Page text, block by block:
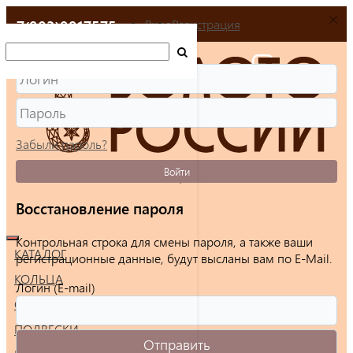
+7(903)9917575
КАТАЛОГ
КОЛЬЦА
СЕРЬГИ
ПОДВЕСКИ
ВходРегистрация
Забыли пароль?
Войти
Восстановление пароля
Контрольная строка для смены пароля, а также ваши
регистрационные данные, будут высланы вам по E-Mail.
Логин (E-mail)